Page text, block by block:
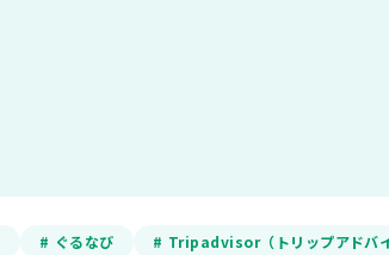
# ぐるなび # Tripadvisor（トリップアドバイ